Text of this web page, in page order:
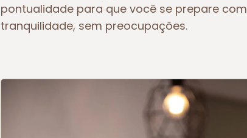
pontualidade para que você se prepare com
tranquilidade, sem preocupações.